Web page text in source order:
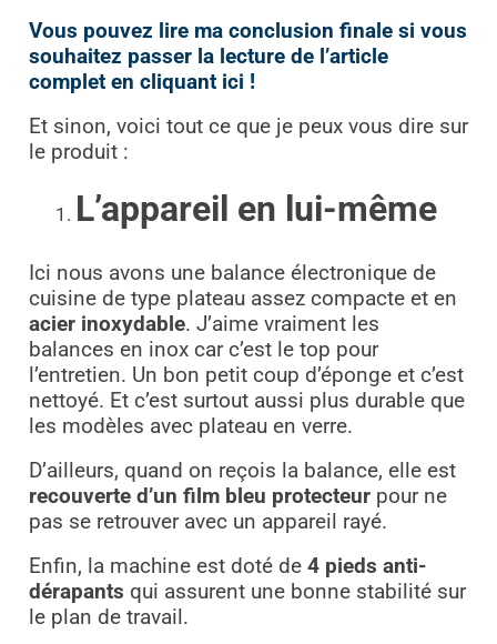
Vous pouvez lire ma conclusion finale si vous
souhaitez passer la lecture de l’article
complet en cliquant ici !
Et sinon, voici tout ce que je peux vous dire sur
le produit :
L’appareil en lui-même
Ici nous avons une balance électronique de
cuisine de type plateau assez compacte et en
acier inoxydable. J’aime vraiment les
balances en inox car c’est le top pour
l’entretien. Un bon petit coup d’éponge et c’est
nettoyé. Et c’est surtout aussi plus durable que
les modèles avec plateau en verre.
D’ailleurs, quand on reçois la balance, elle est
recouverte d’un film bleu protecteurpour ne
pas se retrouver avec un appareil rayé.
Enfin, la machine est doté de 4 pieds anti-
dérapants qui assurent une bonne stabilité sur
le plan de travail.